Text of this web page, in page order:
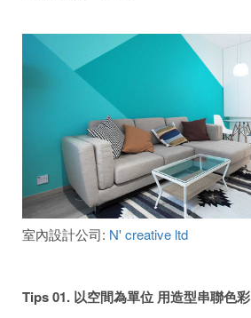
室內設計公司: N' creative ltd
Tips 01. 以空間為單位 用造型串聯色彩